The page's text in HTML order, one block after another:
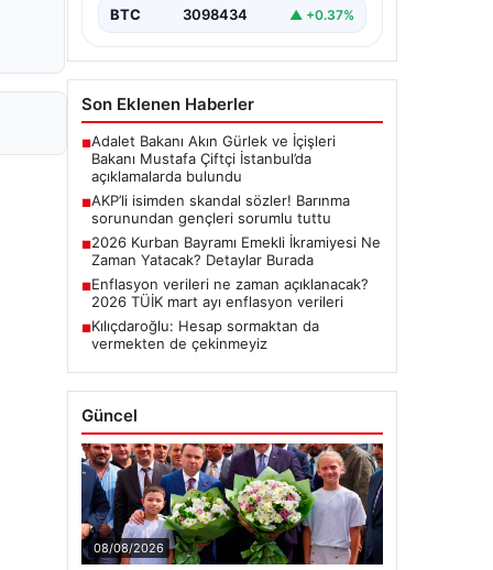
BTC 3098434 ▲ +0.37%
Son Eklenen Haberler
■Adalet Bakanı Akın Gürlek ve İçişleri
Bakanı Mustafa Çiftçi İstanbul’da
açıklamalarda bulundu
■AKP’li isimden skandal sözler! Barınma
sorunundan gençleri sorumlu tuttu
■2026 Kurban Bayramı Emekli İkramiyesi Ne
Zaman Yatacak? Detaylar Burada
■Enflasyon verileri ne zaman açıklanacak?
2026 TÜİK mart ayı enflasyon verileri
■Kılıçdaroğlu: Hesap sormaktan da
vermekten de çekinmeyiz
Güncel
08/08/2026